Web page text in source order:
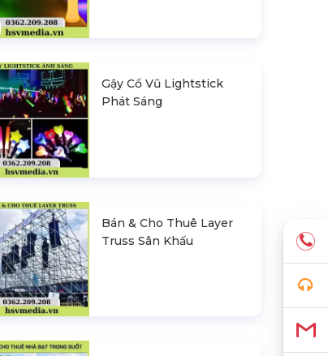
Gậy Cổ Vũ Lightstick
Phát Sáng
Bán & Cho Thuê Layer
Truss Sân Khấu